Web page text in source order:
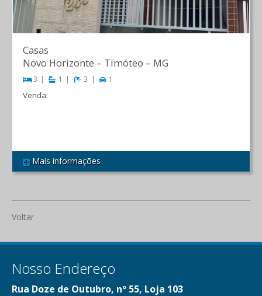
REF 584
Casas
Novo Horizonte – Timóteo – MG
3 1 3 1
Venda:
Mais informações
Voltar
Nosso Endereço
Rua Doze de Outubro, nº 55, Loja 103